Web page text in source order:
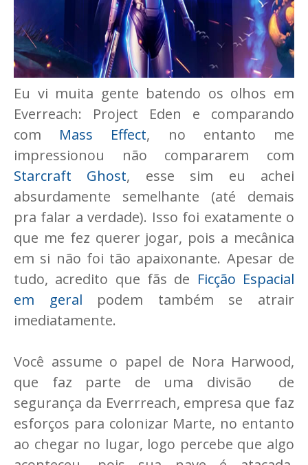
Eu vi muita gente batendo os olhos em
Everreach: Project Eden e comparando
com Mass Effect, no entanto me
impressionou não compararem com
Starcraft Ghost, esse sim eu achei
absurdamente semelhante (até demais
pra falar a verdade). Isso foi exatamente o
que me fez querer jogar, pois a mecânica
em si não foi tão apaixonante. Apesar de
tudo, acredito que fãs de Ficção Espacial
em geral podem também se atrair
imediatamente.
Você assume o papel de Nora Harwood,
que faz parte de uma divisão de
segurança da Everrreach, empresa que faz
esforços para colonizar Marte, no entanto
ao chegar no lugar, logo percebe que algo